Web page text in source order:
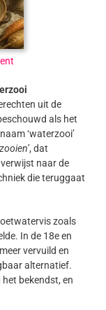
uit de
als het
‘waterzooi’
, dat
verwijst naar de
die teruggaat
zoals
In de 18e en
vervuild en
alternatief.
bekendst, en